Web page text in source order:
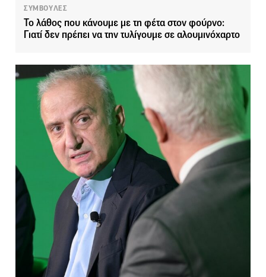
ΣΥΜΒΟΥΛΕΣ
Το λάθος που κάνουμε με τη φέτα στον φούρνο:
Γιατί δεν πρέπει να την τυλίγουμε σε αλουμινόχαρτο